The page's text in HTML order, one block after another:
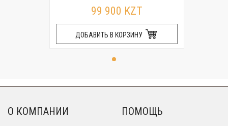
99 900 KZT
ДОБАВИТЬ В КОРЗИНУ
О КОМПАНИИ ПОМОЩЬ